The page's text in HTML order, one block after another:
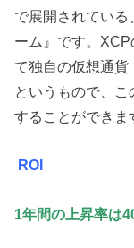
で展開されている
ーム』です。
て独自の仮想通貨
というもので、
することができま
ROI
1年間の上昇率は